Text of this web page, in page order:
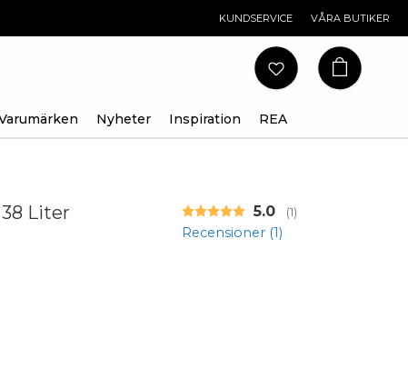
KUNDSERVICE VÅRA BUTIKER
Nyheter Inspiration REA
Liter Snittbetyg:
5.0 (röster:
1)
Recensioner (1)